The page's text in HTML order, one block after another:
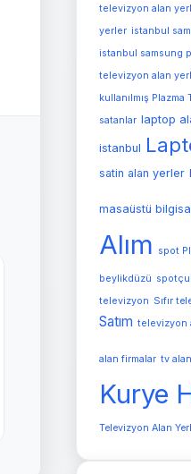
televizyon alan
yerler istanbul
istanbul samsung
televizyon alan
kullanılmış Plazma
satanlar laptop
istanbul
satin alan yerler
masaüstü
Alım
spot
beylikdüzü
televizyon Sıfır
Satım televizyon
alan firmalar tv
Kurye
Televizyon Alan